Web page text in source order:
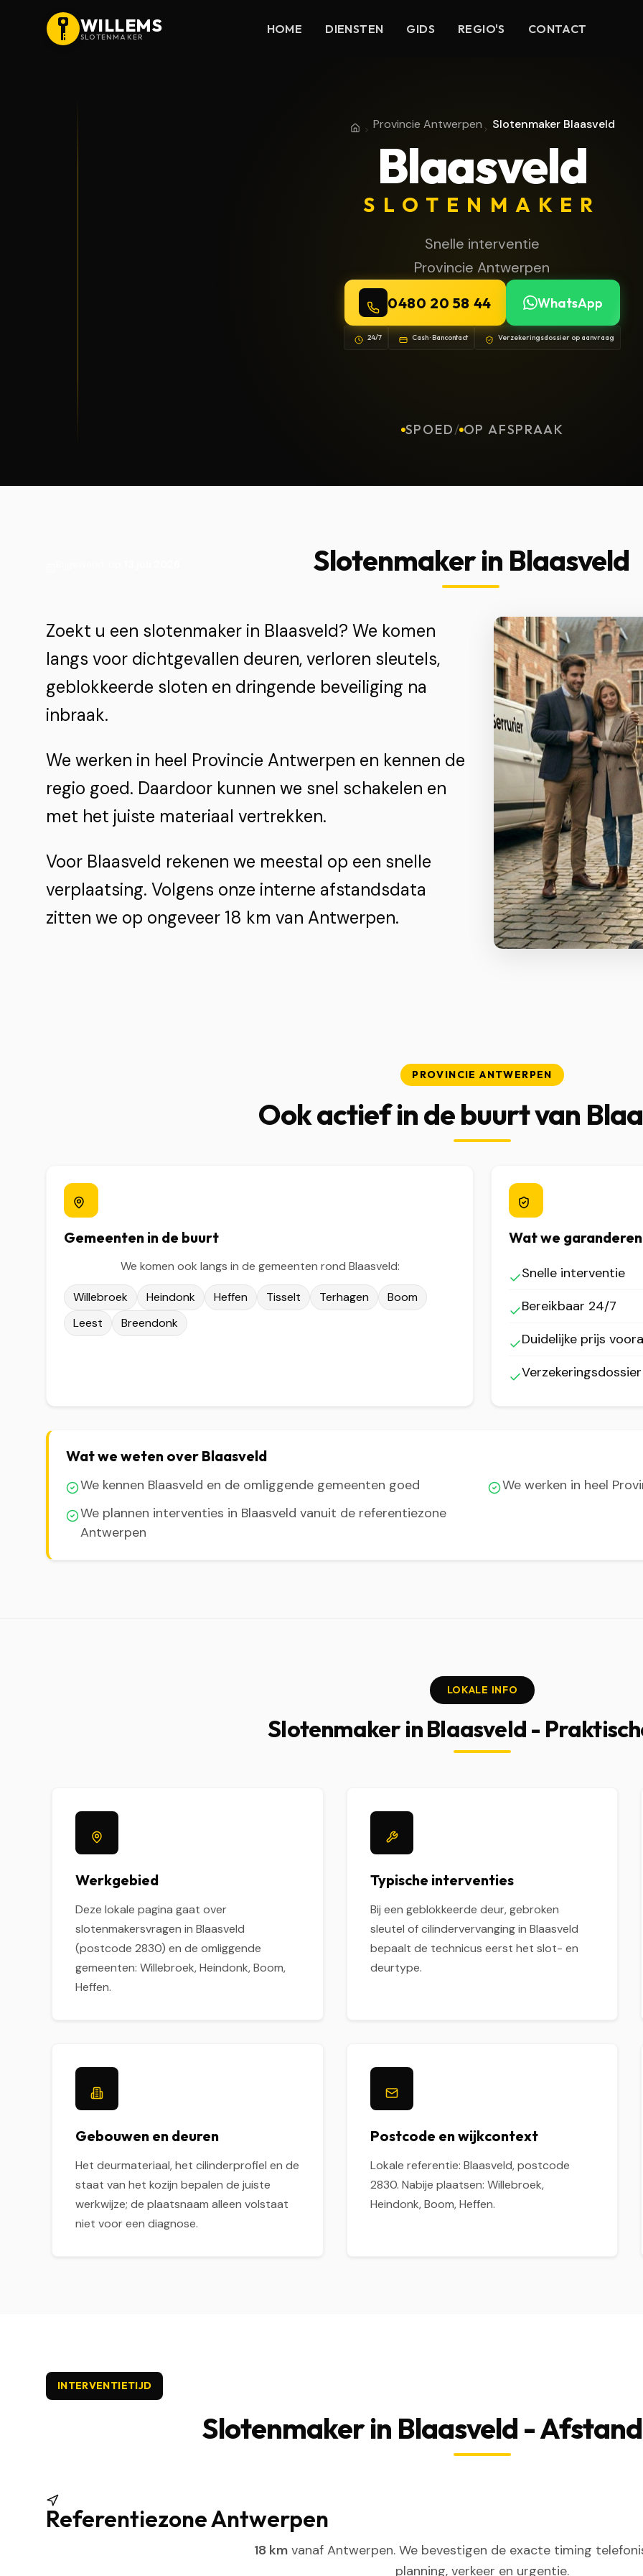
WILLEMS
SLOTENMAKER
HOME DIENSTEN GIDS REGIO'S CONTACT
HomeProvincie Antwerpen
Provincie Antwerpen Slotenmaker Blaasveld
Blaasveld
SLOTENMAKER
Snelle interventie
Provincie Antwerpen
0480 20 58 44 WhatsApp
24/7 Cash · Bancontact Verzekeringsdossier op aanvraag
SPOED/ OP AFSPRAAK
Slotenmaker in Blaasveld
Zoekt u een slotenmaker in Blaasveld? We komen
langs voor dichtgevallen deuren, verloren sleutels,
geblokkeerde sloten en dringende beveiliging na
inbraak.
We werken in heel Provincie Antwerpen en kennen de
regio goed. Daardoor kunnen we snel schakelen en
met het juiste materiaal vertrekken.
Voor Blaasveld rekenen we meestal op een snelle
verplaatsing. Volgens onze interne afstandsdata
zitten we op ongeveer 18 km van Antwerpen.
PROVINCIE ANTWERPEN
Ook actief in de buurt van
Gemeenten in de buurt
We komen ook langs in de gemeenten rond Blaasveld:
Willebroek Heindonk Heffen Tisselt Terhagen
Boom
Leest
Breendonk
Wat we garanderen
Snelle interventie
Bereikbaar 24/7
Duidelijke prijs
Wat we weten over Blaasveld
We kennen Blaasveld en de omliggende gemeenten goed
We werken in heel
We plannen interventies in Blaasveld vanuit de referentiezone
Antwerpen
LOKALE INFO
Slotenmaker in Blaasveld -
Werkgebied
Deze lokale pagina gaat over
slotenmakersvragen in Blaasveld
(postcode 2830) en de omliggende
gemeenten: Willebroek, Heindonk, Boom,
Heffen.
Typische interventies
Bij een geblokkeerde deur, gebroken
sleutel of cilindervervanging in Blaasveld
bepaalt de technicus eerst het slot- en
deurtype.
Gebouwen en deuren
Het deurmateriaal, het cilinderprofiel en de
staat van het kozijn bepalen de juiste
werkwijze; de plaatsnaam alleen volstaat
niet voor een diagnose.
Postcode en wijkcontext
Lokale referentie: Blaasveld, postcode
2830. Nabije plaatsen: Willebroek,
Heindonk, Boom, Heffen.
INTERVENTIETIJD
Slotenmaker in Blaasveld -
Referentiezone Antwerpen
18 kmvanaf Antwerpen. We bevestigen de exacte timing
planning, verkeer en urgentie.